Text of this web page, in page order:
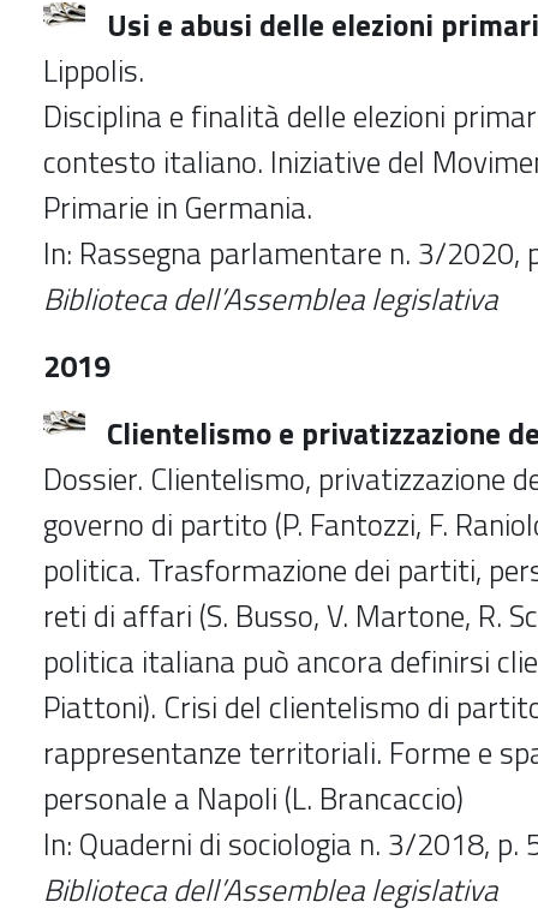
Usi e abusi delle elezioni
Lippolis.
Disciplina e finalità delle elezioni
contesto italiano. Iniziative del
Primarie in Germania.
In: Rassegna parlamentare n. 3/2020,
Biblioteca dell’Assemblea legislativa
2019
Clientelismo e privatizzazione
Dossier. Clientelismo, privatizzazione
governo di partito (P. Fantozzi, F.
politica. Trasformazione dei partiti,
reti di affari (S. Busso, V. Martone, R.
politica italiana può ancora definirsi
Piattoni). Crisi del clientelismo di
rappresentanze territoriali. Forme e
personale a Napoli (L. Brancaccio)
In: Quaderni di sociologia n. 3/2018, p.
Biblioteca dell’Assemblea legislativa